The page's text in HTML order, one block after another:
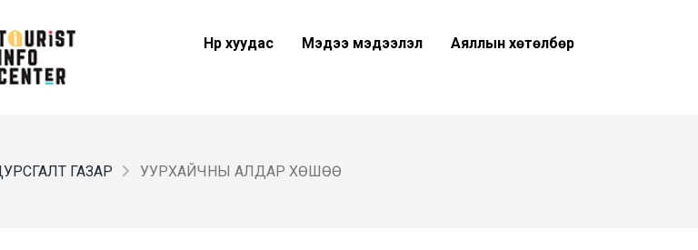
Нүүр хуудас Мэдээ мэдээлэл Аяллын хөтөлбөр
ГАЗАР УУРХАЙЧНЫ АЛДАР ХӨШӨӨ